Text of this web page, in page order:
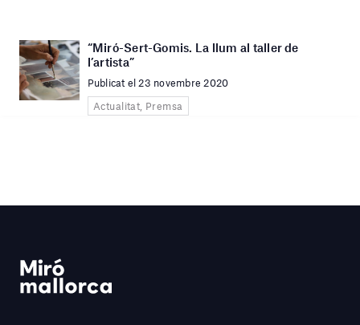
“Miró-Sert-Gomis. La llum al taller de
l’artista”
Publicat el 23 novembre 2020
Actualitat, Premsa